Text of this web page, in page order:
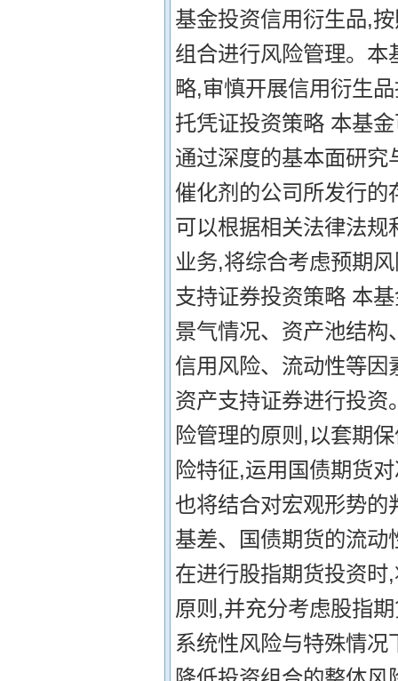
基金投资信用衍生品,
组合进行风险管理。
略,审慎开展信用衍生
托凭证投资策略 本基
通过深度的基本面研
催化剂的公司所发行
可以根据相关法律法
业务,将综合考虑预期
支持证券投资策略 本
景气情况、资产池结
信用风险、流动性等
资产支持证券进行投
险管理的原则,以套期
险特征,运用国债期货
也将结合对宏观形势
基差、国债期货的流
在进行股指期货投资
原则,并充分考虑股指
系统性风险与特殊情